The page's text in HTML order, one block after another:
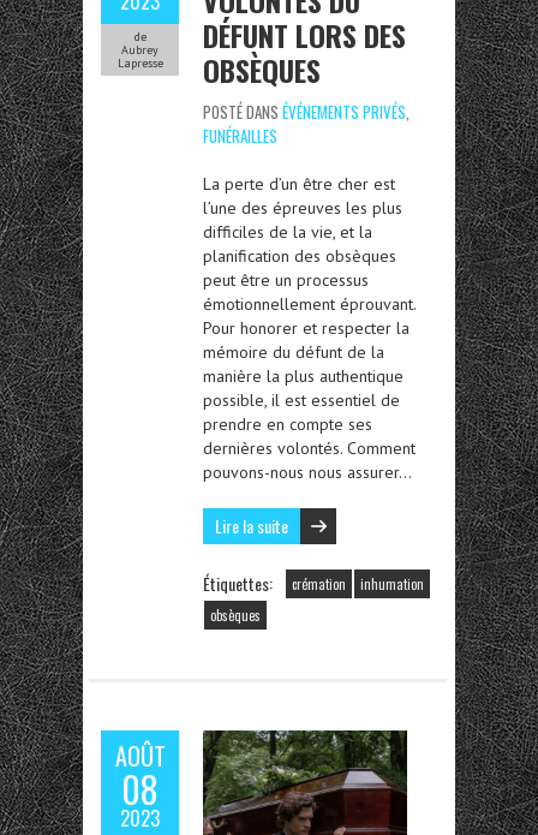
de
Aubrey
Lapresse
DÉFUNT LORS DES
OBSÈQUES
POSTÉ DANS ÉVÉNEMENTS PRIVÉS,
FUNÉRAILLES
La perte d’un être cher est
l’une des épreuves les plus
difficiles de la vie, et la
planification des obsèques
peut être un processus
émotionnellement éprouvant.
Pour honorer et respecter la
mémoire du défunt de la
manière la plus authentique
possible, il est essentiel de
prendre en compte ses
dernières volontés. Comment
pouvons-nous nous assurer…
Lire la suite
Étiquettes: crémation
inhumation
obsèques
AOÛT
08
2023